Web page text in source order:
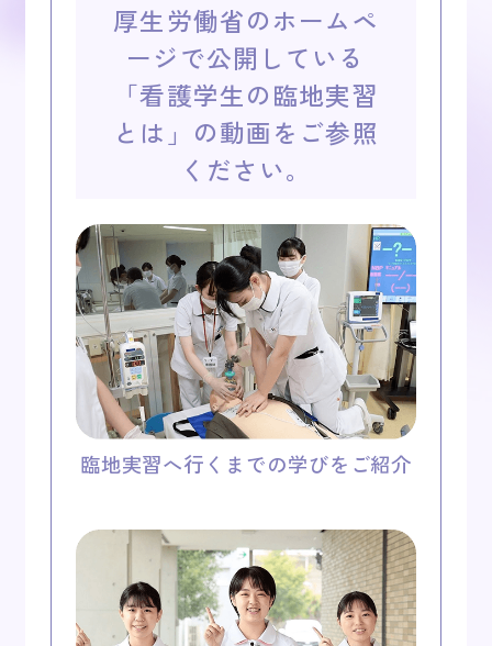
厚生労働省のホームペ
ージで公開している
「看護学生の臨地実習
とは」の動画をご参照
ください。
臨地実習へ行くまでの学びをご紹介